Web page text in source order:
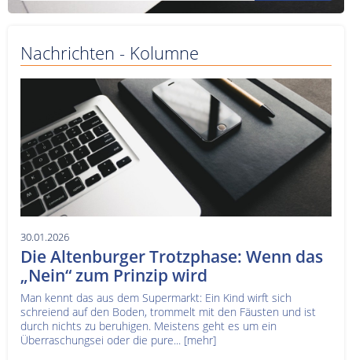
Nachrichten - Kolumne
30.01.2026
Die Altenburger Trotzphase: Wenn das
„Nein“ zum Prinzip wird
Man kennt das aus dem Supermarkt: Ein Kind wirft sich
schreiend auf den Boden, trommelt mit den Fäusten und ist
durch nichts zu beruhigen. Meistens geht es um ein
Überraschungsei oder die pure... [mehr]